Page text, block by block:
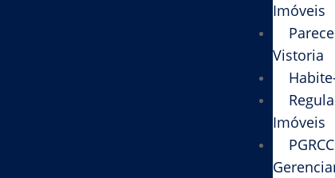
Imóveis
Vistoria
Imóveis